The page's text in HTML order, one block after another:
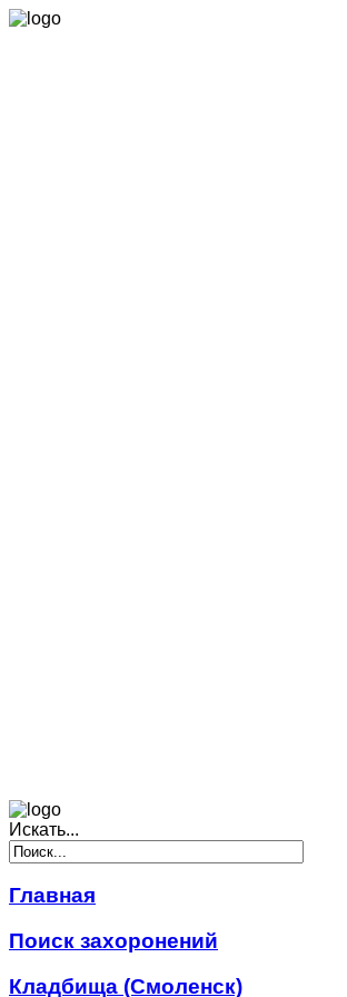
Искать...
Главная
Поиск захоронений
Кладбища (Смоленск)